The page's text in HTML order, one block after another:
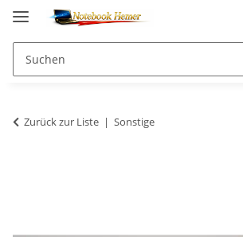
Zurück zur Liste Sonstige